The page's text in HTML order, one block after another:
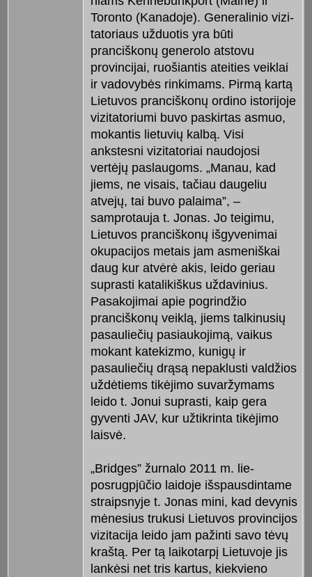
Toronto (Kanadoje). Generalinio vi­zi­
tatoriaus užduotis yra būti
pranciškonų generolo atstovu
provincijai, ruošiantis ateities veiklai
ir vadovybės rinkimams. Pirmą kartą
Lietuvos pranciškonų ordino istorijoje
vizitatoriumi buvo paskirtas asmuo,
mo­kan­tis lietuvių kalbą. Visi
ankstesni vizitatoriai naudojosi
vertėjų paslaugoms. „Manau, kad
jiems, ne visais, tačiau daugeliu
atvejų, tai buvo palaima”, –
samprotauja t. Jonas. Jo teigimu,
Lietuvos pranciškonų išgyvenimai
okupacijos metais jam asmeniškai
daug kur atvėrė akis, leido geriau
suprasti ka­talikiškus uždavinius.
Pasakoji­mai apie pogrin­džio
pranciškonų veiklą, jiems talkinusių
pasauliečių pasiaukojimą, vai­kus
mokant katekizmo, kunigų ir
pasauliečių drąsą ne­paklusti val­džios
uždėtiems tikėjimo suvaržymams
leido t. Jonui su­prasti, kaip gera
gyventi JAV, kur užtikrinta tikėjimo
laisvė.
„Bridges” žurnalo 2011 m. lie­
posrugpjūčio laidoje išspausdinta­me
straipsnyje t. Jonas mini, kad devynis
mėnesius trukusi Lietuvos provincijos
vizitacija leido jam pažinti savo tėvų
kraštą. Per tą laikotarpį Lietuvoje jis
lankėsi net tris kartus, kiekvieno